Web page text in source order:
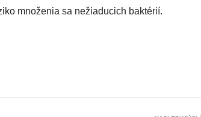
množenia sa nežiaducich baktérií.